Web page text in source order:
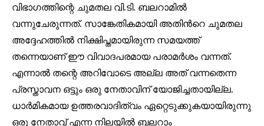
Join our community of
SUBSCRIBERS and be part of the
conversation.
To subscribe, simply enter your email address on our website
or click the subscribe button below. Don't worry, we respect
your privacy and won't spam your inbox. Your information is
safe with us.
വിഭാഗത്തിന്റെ ചുമതല വി.ടി. ബലറാമിൽ
വന്നുചേരുന്നത്. സാങ്കേതികമായി അതിൻറെ ചുമതല
അദ്ദേഹത്തിൽ നിക്ഷിപ്തമായിരുന്ന സമയത്ത്
തന്നെയാണ് ഈ വിവാദപരമായ പരാമർശം വന്നത്.
എന്നാൽ തന്റെ അറിവോടെ അല്ല അത് വന്നതെന്ന
പ്രസ്താവന ഒട്ടും ഒരു നേതാവിന് യോജിച്ചതായില്ല.
ധാർമികമായ ഉത്തരവാദിത്വം ഏറ്റെടുക്കുകയായിരുന്നു
ഒരു നേതാവ് എന്ന നിലയിൽ ബലറാം